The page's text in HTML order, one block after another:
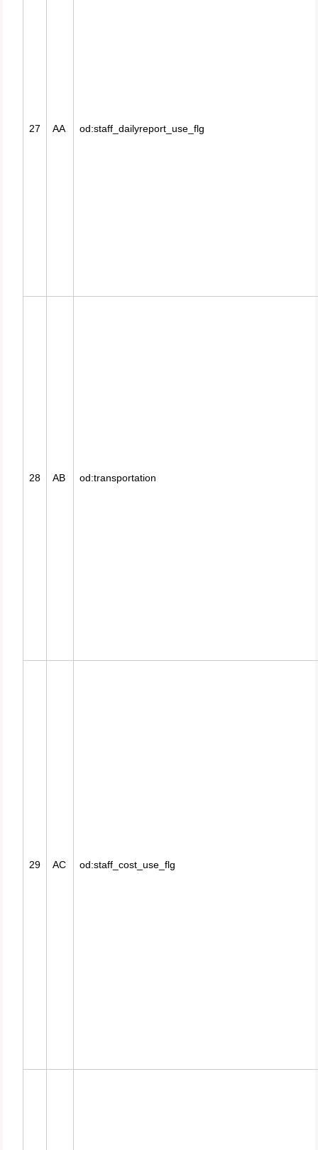
27 AA od:staff_dailyreport_use_flg
28 AB od:transportation
29 AC od:staff_cost_use_flg